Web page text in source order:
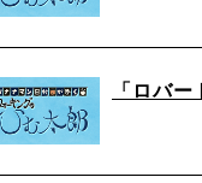
「ロバ